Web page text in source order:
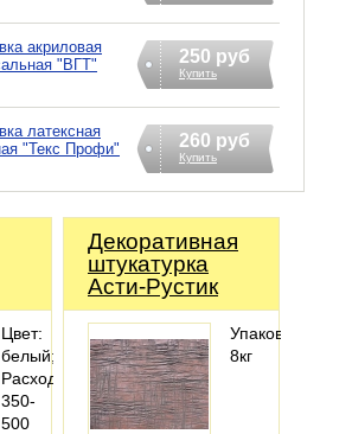
акриловая
"ВГТ"
250 руб
Купить
латексная
"Текс Профи"
260 руб
Купить
Цвет:
белый;
Расход:
350-
500
Декоративная
штукатурка
Асти-Рустик
Упаковка:
8кг